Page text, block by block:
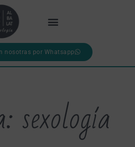
nosotras por Whatsapp
sexología